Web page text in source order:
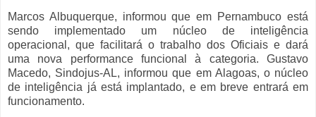
Marcos Albuquerque, informou que em Pernambuco está
sendo implementado um núcleo de inteligência
operacional, que facilitará o trabalho dos Oficiais e dará
uma nova performance funcional à categoria. Gustavo
Macedo, Sindojus-AL, informou que em Alagoas, o núcleo
de inteligência já está implantado, e em breve entrará em
funcionamento.